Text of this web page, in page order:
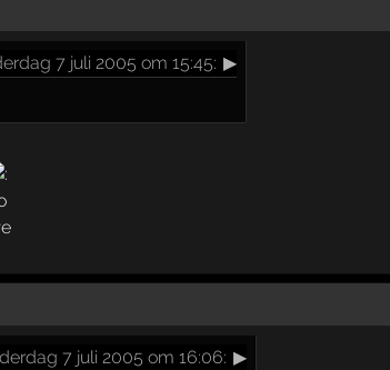
7 juli 2005 om 15:45: ▶
7 juli 2005 om 16:06: ▶